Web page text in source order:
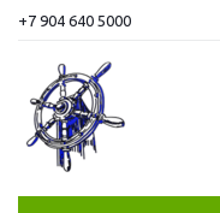
+7 904 640 5000